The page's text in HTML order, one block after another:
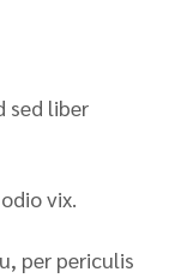
sed liber
vix.
per periculis